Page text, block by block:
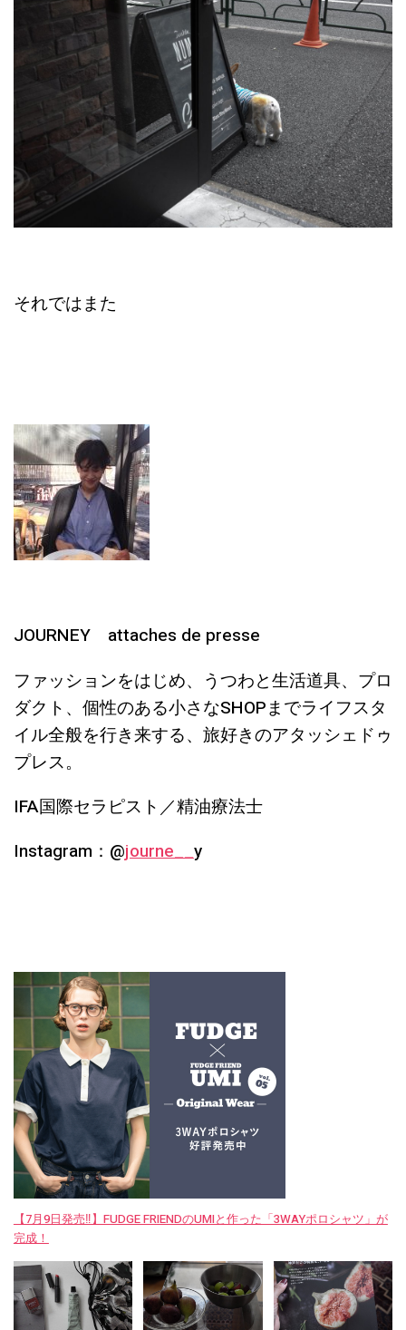
それではまた
JOURNEY attaches de presse
ファッションをはじめ、うつわと生活道具、プロ
ダクト、個性のある小さなSHOPまでライフスタ
イル全般を行き来する、旅好きのアタッシェドゥ
プレス。
IFA国際セラピスト／精油療法士
Instagram：@journe__y
【7月9日発売‼︎】FUDGE FRIENDのUMIと作った「3WAYポロシャツ」が
完成！